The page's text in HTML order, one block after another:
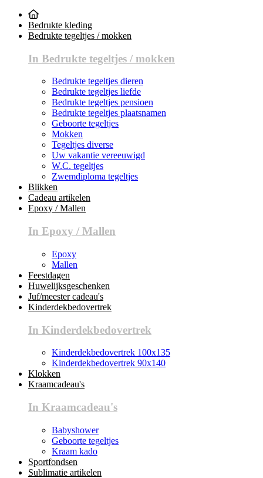
Bedrukte kleding
Bedrukte tegeltjes / mokken
In Bedrukte tegeltjes / mokken
Bedrukte tegeltjes dieren
Bedrukte tegeltjes liefde
Bedrukte tegeltjes pensioen
Bedrukte tegeltjes plaatsnamen
Geboorte tegeltjes
Mokken
Tegeltjes diverse
Uw vakantie vereeuwigd
W.C. tegeltjes
Zwemdiploma tegeltjes
Blikken
Cadeau artikelen
Epoxy / Mallen
In Epoxy / Mallen
Epoxy
Mallen
Feestdagen
Huwelijksgeschenken
Juf/meester cadeau's
Kinderdekbedovertrek
In Kinderdekbedovertrek
Kinderdekbedovertrek 100x135
Kinderdekbedovertrek 90x140
Klokken
Kraamcadeau's
In Kraamcadeau's
Babyshower
Geboorte tegeltjes
Kraam kado
Sportfondsen
Sublimatie artikelen